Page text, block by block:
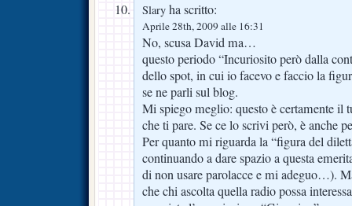
Slary ha scritto:
Aprile 28th, 2009 alle 16:31
No, scusa David ma…
questo periodo “Incuriosito però dalla
dello spot, in cui io facevo e faccio la
se ne parli sul blog.
Mi spiego meglio: questo è certamente il
che ti pare. Se ce lo scrivi però, è anche
Per quanto mi riguarda la “figura del
continuando a dare spazio a questa
di non usare parolacce e mi adeguo…).
che chi ascolta quella radio possa